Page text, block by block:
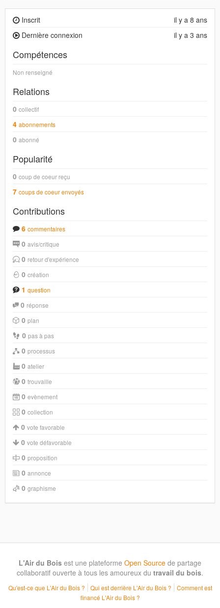
il y a 8 ans
Inscrit
il y a 3 ans
Dernière connexion
Compétences
Non renseigné
Relations
0 collectif
4 abonnements
0 abonné
Popularité
0 coup de coeur reçu
7 coups de coeur envoyés
Contributions
6 commentaires
0 avis/critique
0 retour d'expérience
0 création
1 question
0 réponse
0 plan
0 pas à pas
0 processus
0 atelier
0 trouvaille
0 evènement
0 collection
0 vote favorable
0 vote défavorable
0 proposition
0 annonce
0 graphisme
L'Air du Bois est une plateforme Open Source de partage
collaboratif ouverte à tous les amoureux du travail du bois.
Qu'est-ce que L'Air du Bois ? Qui est derrière L'Air du Bois ?
Comment est
financé L'Air du Bois ?